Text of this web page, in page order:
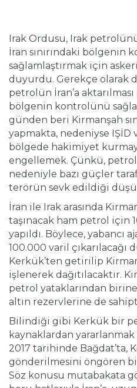
Irak Ordusu, Irak
İran sınırındaki bölgenin
sağlamlaştırmak için
duyurdu. Gerekçe olarak
petrolün İran’a aktarılması
bölgenin kontrolünü
günden beri Kirmanşah
yapmakta, nedeniyse IŞİD
bölgede hakimiyet
engellemek. Çünkü, petrol
nedeniyle bazı güçler
terörün sevk edildiği
İran ile Irak arasında
taşınacak ham petrol için
yapıldı. Böylece, yabancı
100.000 varil çıkarılacağı
Kerkük’ten getirilip
işlenerek dağıtılacaktır.
petrol yataklarından
altın rezervlerine de
Bilindiği gibi Kerkük bir
kaynaklardan
2017 tarihinde Bağdat’ta,
gönderilmesini öngören
Söz konusu mutabakata